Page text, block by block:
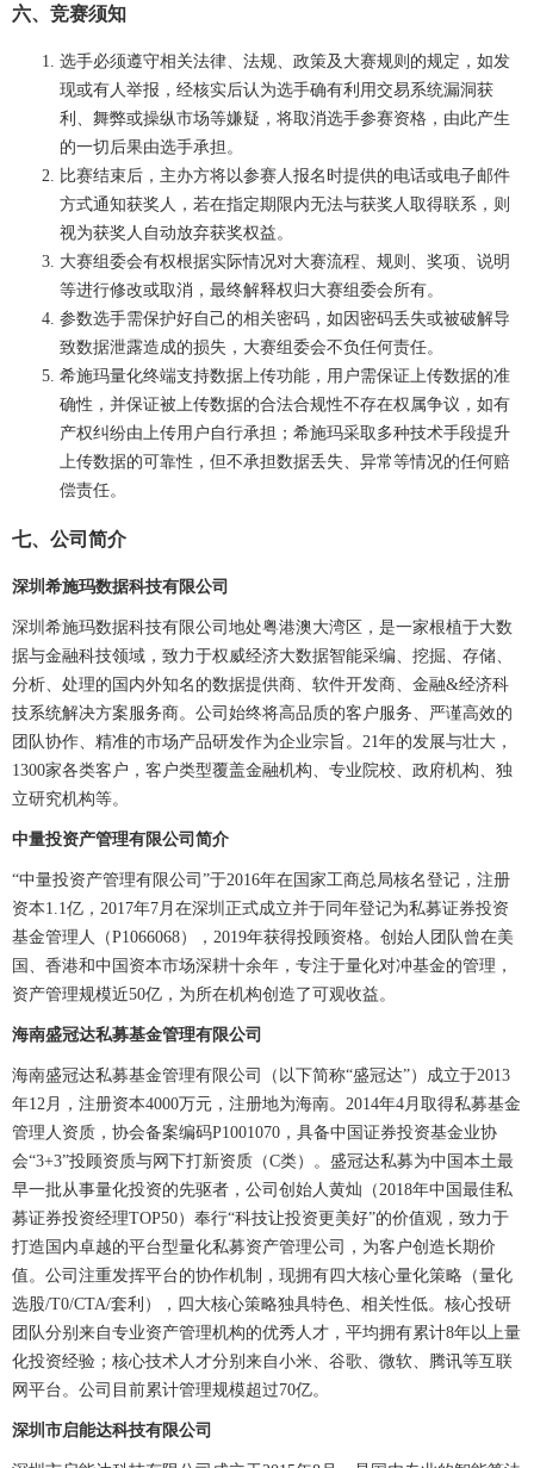
六、竞赛须知
选手必须遵守相关法律、法规、政策及大赛规则的规定，如发
现或有人举报，经核实后认为选手确有利用交易系统漏洞获
利、舞弊或操纵市场等嫌疑，将取消选手参赛资格，由此产生
的一切后果由选手承担。
比赛结束后，主办方将以参赛人报名时提供的电话或电子邮件
方式通知获奖人，若在指定期限内无法与获奖人取得联系，则
视为获奖人自动放弃获奖权益。
大赛组委会有权根据实际情况对大赛流程、规则、奖项、说明
等进行修改或取消，最终解释权归大赛组委会所有。
参数选手需保护好自己的相关密码，如因密码丢失或被破解导
致数据泄露造成的损失，大赛组委会不负任何责任。
希施玛量化终端支持数据上传功能，用户需保证上传数据的准
确性，并保证被上传数据的合法合规性不存在权属争议，如有
产权纠纷由上传用户自行承担；希施玛采取多种技术手段提升
上传数据的可靠性，但不承担数据丢失、异常等情况的任何赔
偿责任。
七、公司简介
深圳希施玛数据科技有限公司
深圳希施玛数据科技有限公司地处粤港澳大湾区，是一家根植于大数
据与金融科技领域，致力于权威经济大数据智能采编、挖掘、存储、
分析、处理的国内外知名的数据提供商、软件开发商、金融&经济科
技系统解决方案服务商。公司始终将高品质的客户服务、严谨高效的
团队协作、精准的市场产品研发作为企业宗旨。21年的发展与壮大，
1300家各类客户，客户类型覆盖金融机构、专业院校、政府机构、独
立研究机构等。
中量投资产管理有限公司简介
“中量投资产管理有限公司”于2016年在国家工商总局核名登记，注册
资本1.1亿，2017年7月在深圳正式成立并于同年登记为私募证券投资
基金管理人（P1066068），2019年获得投顾资格。创始人团队曾在美
国、香港和中国资本市场深耕十余年，专注于量化对冲基金的管理，
资产管理规模近50亿，为所在机构创造了可观收益。
海南盛冠达私募基金管理有限公司
海南盛冠达私募基金管理有限公司（以下简称“盛冠达”）成立于2013
年12月，注册资本4000万元，注册地为海南。2014年4月取得私募基金
管理人资质，协会备案编码P1001070，具备中国证券投资基金业协
会“3+3”投顾资质与网下打新资质（C类）。盛冠达私募为中国本土最
早一批从事量化投资的先驱者，公司创始人黄灿（2018年中国最佳私
募证券投资经理TOP50）奉行“科技让投资更美好”的价值观，致力于
打造国内卓越的平台型量化私募资产管理公司，为客户创造长期价
值。公司注重发挥平台的协作机制，现拥有四大核心量化策略（量化
选股/T0/CTA/套利），四大核心策略独具特色、相关性低。核心投研
团队分别来自专业资产管理机构的优秀人才，平均拥有累计8年以上量
化投资经验；核心技术人才分别来自小米、谷歌、微软、腾讯等互联
网平台。公司目前累计管理规模超过70亿。
深圳市启能达科技有限公司